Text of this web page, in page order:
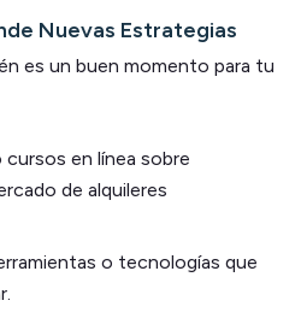
Nuevas Estrategias
es un buen momento para tu
en línea sobre
de alquileres
o tecnologías que